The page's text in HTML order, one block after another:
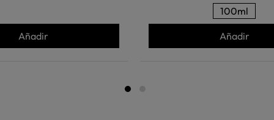
Añadir
100ml
Añadir